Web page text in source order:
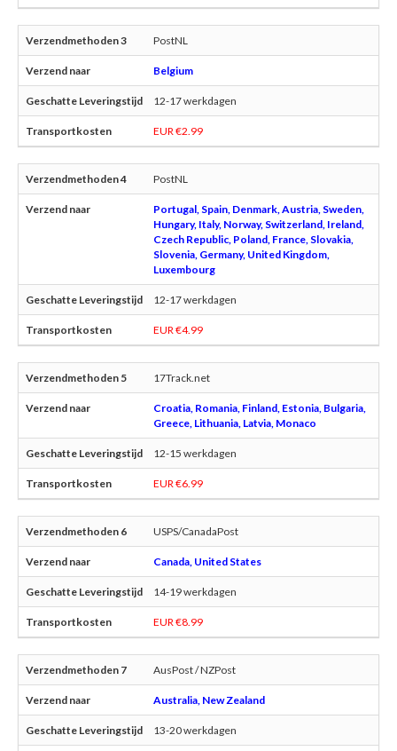
PostNL
Belgium
12-17 werkdagen
EUR €2.99
PostNL
Portugal, Spain, Denmark, Austria, Sweden,
Hungary, Italy, Norway, Switzerland, Ireland,
Czech Republic, Poland, France, Slovakia,
Slovenia, Germany, United Kingdom,
Luxembourg
12-17 werkdagen
EUR €4.99
17Track.net
Croatia, Romania, Finland, Estonia, Bulgaria,
Greece, Lithuania, Latvia, Monaco
12-15 werkdagen
EUR €6.99
USPS/CanadaPost
Canada, United States
14-19 werkdagen
EUR €8.99
AusPost / NZPost
Australia, New Zealand
13-20 werkdagen